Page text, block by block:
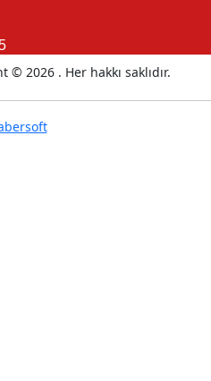
© 2026 . Her hakkı saklıdır.